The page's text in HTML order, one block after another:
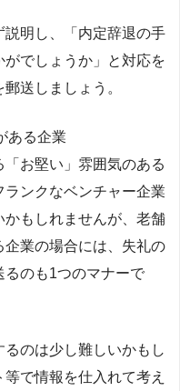
明し、「内定辞退の手
でしょうか」と対応を
送しましょう。
ある企業
お堅い」雰囲気のある
ンクなベンチャー企業
もしれませんが、老舗
業の場合には、失礼の
るのも1つのマナーで
のは少し難しいかもし
で情報を仕入れて考え